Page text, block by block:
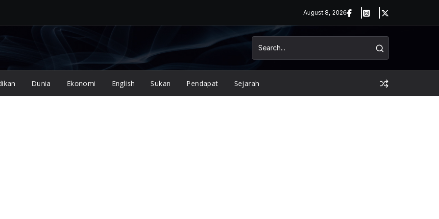
August 8, 2026
Dunia Ekonomi English Sukan Pendapat Sejarah